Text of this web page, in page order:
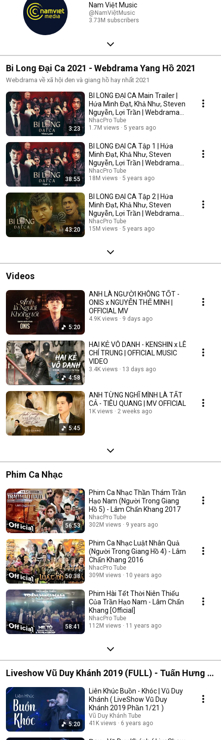
Nam Việt Music
@NamViệtMusic
3.73M subscribers
Bi Long Đại Ca 2021 - Webdrama Yang Hồ 2021
Webdrama về xã hội đen và giang hồ hay nhất 2021
3:23
BI LONG ĐẠI CA Main Trailer |
Hứa Minh Đạt, Khả Như, Steven
Nguyễn, Lợi Trần | Webdrama
Yang Hồ 2021
NhacPro Tube
1.7M views
5 years ago
38:55
BI LONG ĐẠI CA Tập 1 | Hứa
Minh Đạt, Khả Như, Steven
Nguyễn, Lợi Trần | Webdrama
Yang Hồ 2021
NhacPro Tube
18M views
5 years ago
43:20
BI LONG ĐẠI CA Tập 2 | Hứa
Minh Đạt, Khả Như, Steven
Nguyễn, Lợi Trần | Webdrama
Yang Hồ 2021
NhacPro Tube
15M views
5 years ago
Videos
5:20
ANH LÀ NGƯỜI KHÔNG TỐT -
ONIS x NGUYỄN THẾ MINH |
OFFICIAL MV
4.9K views 9 days ago
4:58
HAI KẺ VÔ DANH - KENSHIN x LÊ
CHÍ TRUNG | OFFICIAL MUSIC
VIDEO
3.4K views 13 days ago
5:45
ANH TỪNG NGHĨ MÌNH LÀ TẤT
CẢ - TIÊU QUANG | MV OFFICIAL
1K views 2 weeks ago
Phim Ca Nhạc
56:53
Phim Ca Nhạc Thần Thám Trần
Hạo Nam (Người Trong Giang
Hồ 5) - Lâm Chấn Khang 2017
NhacPro Tube
302M views
9 years ago
50:38
Phim Ca Nhạc Luật Nhân Quả
(Người Trong Giang Hồ 4) - Lâm
Chấn Khang 2016
NhacPro Tube
309M views
10 years ago
58:41
Phim Hài Tết Thời Niên Thiếu
Của Trần Hạo Nam - Lâm Chấn
Khang [Official]
NhacPro Tube
112M views
11 years ago
Liveshow Vũ Duy Khánh 2019 (FULL) - Tuấn Hưng ,
Đạt G , Dương Hoàng Yến
5:20
Liên Khúc Buồn - Khóc | Vũ Duy
Khánh ( LiveShow Vũ Duy
Khánh 2019 Phần 1/21 )
Vũ Duy Khánh Tube
41K views
6 years ago